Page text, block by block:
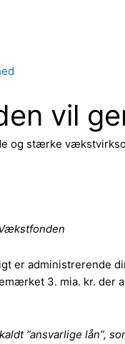
vil
og stærke
er administrerende
3. mia. kr. der
”ansvarlige lån”,